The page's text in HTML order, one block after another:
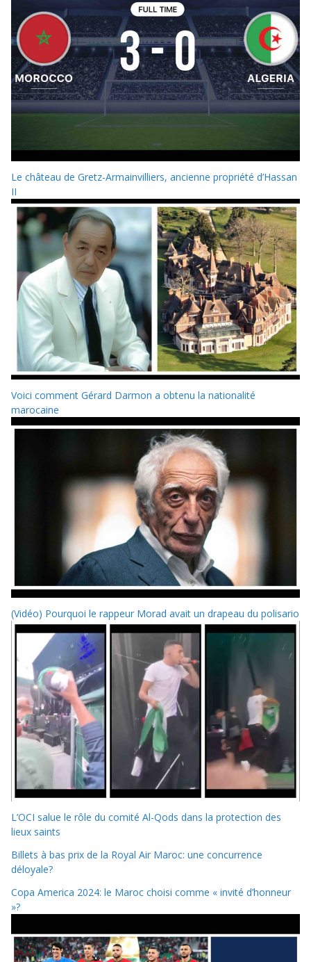
Le château de Gretz-Armainvilliers, ancienne propriété d’Hassan
II
Voici comment Gérard Darmon a obtenu la nationalité
marocaine
(Vidéo) Pourquoi le rappeur Morad avait un drapeau du polisario
L’OCI salue le rôle du comité Al-Qods dans la protection des
lieux saints
Billets à bas prix de la Royal Air Maroc: une concurrence
déloyale?
Copa America 2024: le Maroc choisi comme « invité d’honneur
»?